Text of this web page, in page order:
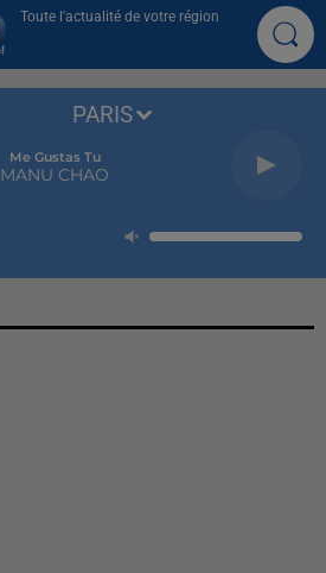
Toute l'actualité de votre région
Me Gustas Tu
MANU CHAO
PARIS